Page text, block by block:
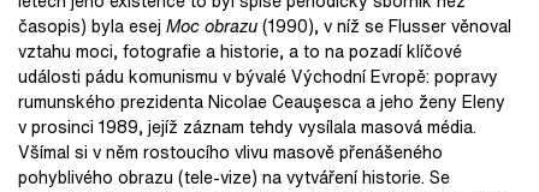
časopis) byla esej Moc obrazu(1990), v níž se Flusser věnoval
vztahu moci, fotografie a historie, a to na pozadí klíčové
události pádu komunismu v bývalé Východní Evropě: popravy
rumunského prezidenta Nicolae Ceauşesca a jeho ženy Eleny
v prosinci 1989, jejíž záznam tehdy vysílala masová média.
Všímal si v něm rostoucího vlivu masově přenášeného
pohyblivého obrazu (tele-vize) na vytváření historie. Se